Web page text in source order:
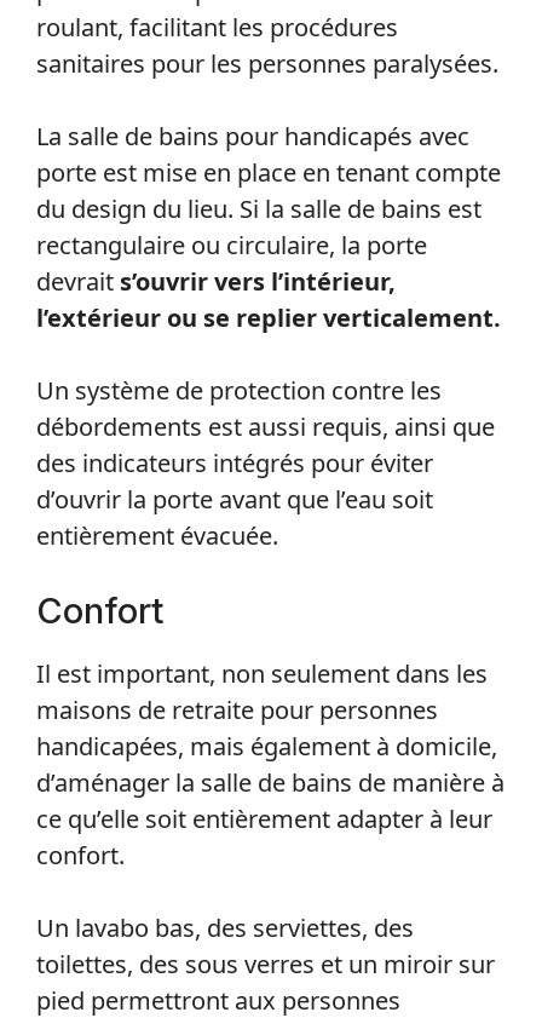
roulant, facilitant les procédures
sanitaires pour les personnes paralysées.
La salle de bains pour handicapés avec
porte est mise en place en tenant compte
du design du lieu. Si la salle de bains est
rectangulaire ou circulaire, la porte
devrait s’ouvrir vers l’intérieur,
l’extérieur ou se replier verticalement.
Un système de protection contre les
débordements est aussi requis, ainsi que
des indicateurs intégrés pour éviter
d’ouvrir la porte avant que l’eau soit
entièrement évacuée.
Confort
Il est important, non seulement dans les
maisons de retraite pour personnes
handicapées, mais également à domicile,
d’aménager la salle de bains de manière à
ce qu’elle soit entièrement adapter à leur
confort.
Un lavabo bas, des serviettes, des
toilettes, des sous verres et un miroir sur
pied permettront aux personnes